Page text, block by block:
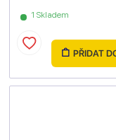
1 Skladem
PŘIDAT